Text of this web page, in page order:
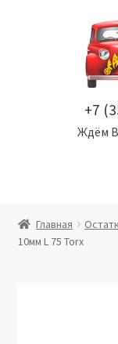
содержимому
+7
Ждём
Витрина
Главная
10мм L 75 Torx